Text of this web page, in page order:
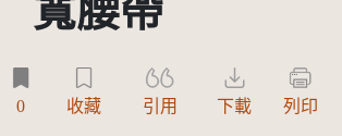
寬腰帶
0 收藏 引用 下載 列印